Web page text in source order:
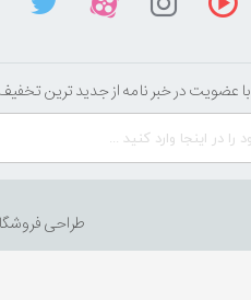
با عضویت در خبر نامه از جدید ترین
طراحی